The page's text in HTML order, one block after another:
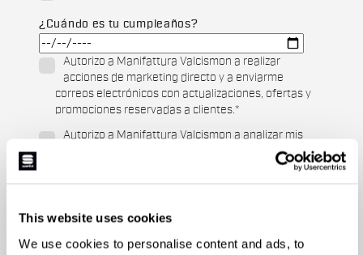
This website uses cookies
We use cookies to personalise content and ads, to
¿Cuándo es tu cumpleaños?
Autorizo a Manifattura Valcismon a realizar
acciones de marketing directo y a enviarme
correos electrónicos con actualizaciones, ofertas y
promociones reservadas a clientes.*
Autorizo a Manifattura Valcismon a analizar mis
preferencias y hábitos de consumo para mejorar